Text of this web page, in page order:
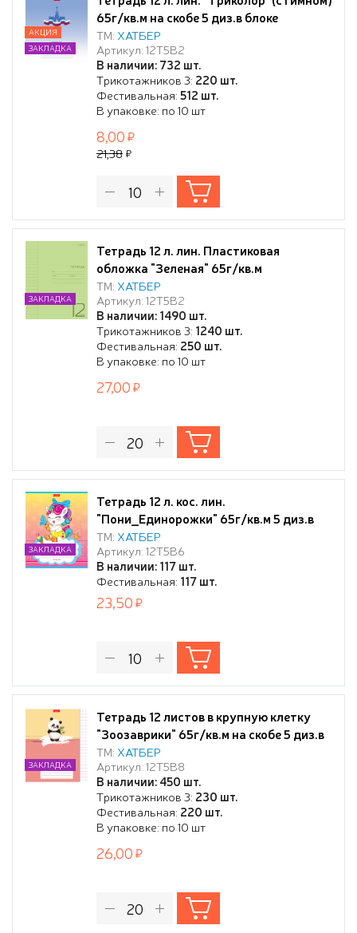
65г/кв.м на скобе 5 диз.в блоке
скругл.углы
ТМ: ХАТБЕР
Артикул: 12Т5В2
В наличии: 732 шт.
Трикотажников 3: 220 шт.
Фестивальная:512 шт.
В упаковке: по 10 шт
АКЦИЯ
ЗАКЛАДКА
8,00
21,38
Тетрадь 12 л. лин. Пластиковая
обложка "Зеленая" 65г/кв.м
ТМ: ХАТБЕР
Артикул: 12Т5В2
В наличии: 1490 шт.
Трикотажников 3: 1240 шт.
Фестивальная: 250 шт.
В упаковке: по 10 шт
ЗАКЛАДКА
27,00
Тетрадь 12 л. кос. лин.
"Пони_Единорожки" 65г/кв.м 5 диз.в
блоке скругл.углы
ТМ: ХАТБЕР
Артикул: 12Т5В6
В наличии: 117 шт.
Фестивальная: 117 шт.
ЗАКЛАДКА
23,50
Тетрадь 12 листов в крупную клетку
"Зоозаврики" 65г/кв.м на скобе 5 диз.в
блоке скругл.углы
ТМ: ХАТБЕР
Артикул: 12Т5В8
В наличии: 450 шт.
Трикотажников 3: 230 шт.
Фестивальная: 220 шт.
В упаковке: по 10 шт
ЗАКЛАДКА
26,00